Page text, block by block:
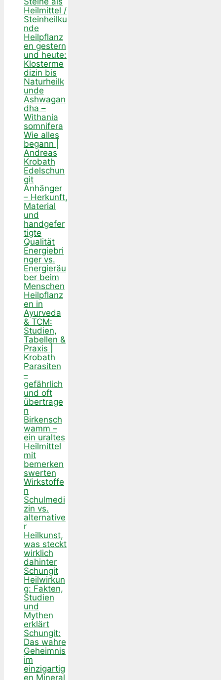
Heilmittel /
Steinheilku
nde
Heilpflanz
en gestern
und heute:
Klosterme
dizin bis
Naturheilk
unde
Ashwagan
dha –
Withania
somnifera
Wie alles
begann |
Andreas
Krobath
Edelschun
git
Anhänger
– Herkunft,
Material
und
handgefer
tigte
Qualität
Energiebri
nger vs.
Energieräu
ber beim
Menschen
Heilpflanz
en in
Ayurveda
& TCM:
Studien,
Tabellen &
Praxis |
Krobath
Parasiten
–
gefährlich
und oft
übertrage
n
Birkensch
wamm –
ein uraltes
Heilmittel
mit
bemerken
swerten
Wirkstoffe
n
Schulmedi
zin vs.
alternative
r
Heilkunst,
was steckt
wirklich
dahinter
Schungit
Heilwirkun
g: Fakten,
Studien
und
Mythen
erklärt
Schungit:
Das wahre
Geheimnis
im
einzigartig
en Mineral